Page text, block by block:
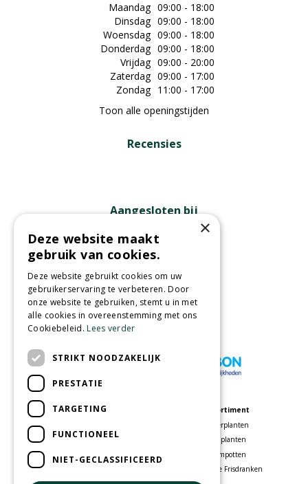
Maandag 09:00 - 18:00
Dinsdag 09:00 - 18:00
Woensdag 09:00 - 18:00
Donderdag 09:00 - 18:00
Vrijdag 09:00 - 20:00
Zaterdag 09:00 - 17:00
Zondag 11:00 - 17:00
Toon alle openingstijden
Recensies
Aangesloten bij
Partners
Meer informatie
Speelparadijs
Bloemenwinkel
Assortiment
Kamerplanten
Tuinplanten
Bloempotten
Voordelige Frisdranken
×
Deze website maakt
gebruik van cookies.
Deze website gebruikt cookies om uw
gebruikerservaring te verbeteren. Door
onze website te gebruiken, stemt u in met
alle cookies in overeenstemming met ons
Cookiebeleid.Lees verder
STRIKT NOODZAKELIJK
PRESTATIE
TARGETING
FUNCTIONEEL
NIET-GECLASSIFICEERD